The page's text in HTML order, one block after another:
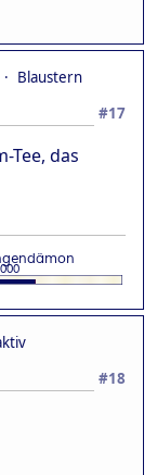
Blaustern
#17
Tee, das
#18